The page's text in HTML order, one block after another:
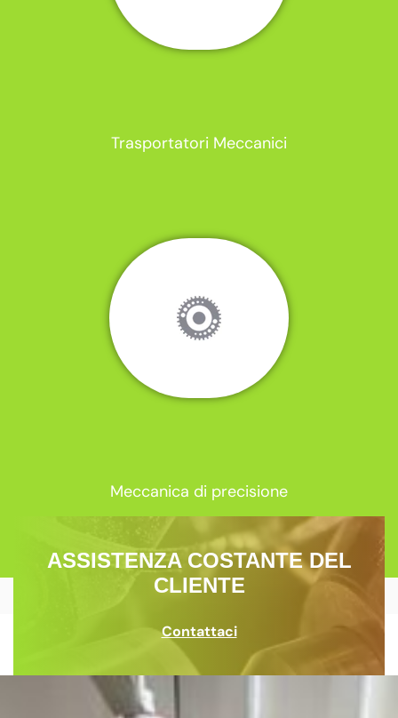
Trasportatori Meccanici
Meccanica di precisione
ASSISTENZA COSTANTE DEL
CLIENTE
Contattaci